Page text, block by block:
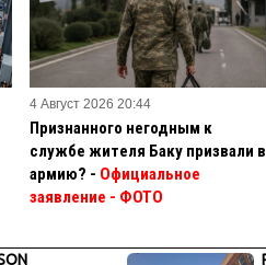
4 Август 2026 20:44
Признанного негодным к
службе жителя Баку призвали в
армию? - Официальное
заявление - ФОТО